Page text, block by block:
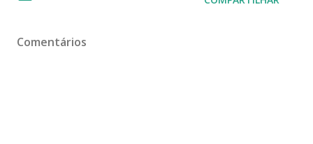
Comentários